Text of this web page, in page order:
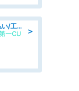
＞
電子部品の組立・検査/寮完備/日払い/工場・製造
一CU